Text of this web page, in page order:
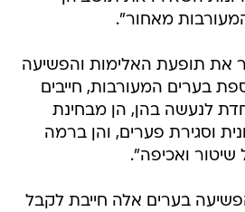
מאחור".
את תופעת האלימות והפשיעה
בערים המעורבות, חייבים
לנעשה בהן, הן מבחינת
וסגירת פערים, והן ברמה
ואכיפה".
בערים אלה חייבת לקבל